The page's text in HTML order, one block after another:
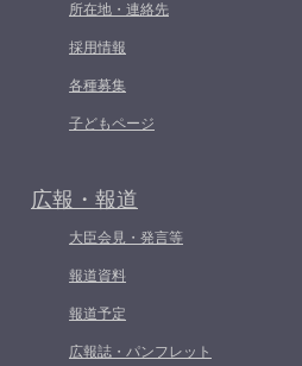
所在地・連絡先
採用情報
各種募集
子どもページ
広報・報道
大臣会見・発言等
報道資料
報道予定
広報誌・パンフレット